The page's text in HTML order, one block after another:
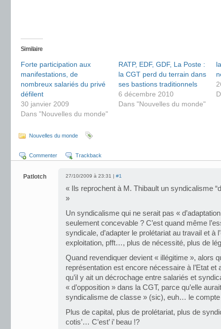
Similaire
Forte participation aux
manifestations, de
nombreux salariés du privé
défilent
30 janvier 2009
Dans "Nouvelles du monde"
RATP, EDF, GDF, La Poste :
la CGT perd du terrain dans
ses bastions traditionnels
6 décembre 2010
Dans "Nouvelles du monde"
Nouvelles du monde
Commenter Trackback
Patlotch 27/10/2009 à 23:31 | #1
« Ils reprochent à M. Thibault un syndicalisme
»
Un syndicalisme qui ne serait pas «
seulement concevable ? C’est quand même
syndicale, d’adapter le prolétariat au travail et à
exploitation, pfft…, plus de nécessité, plus de
Quand revendiquer devient « illégitime », alors
représentation est encore nécessaire à l’Etat et
qu’il y ait un décrochage entre salariés et
« d’opposition » dans la CGT, parce qu’elle
syndicalisme de classe » (sic), euh… le compte
Plus de capital, plus de prolétariat, plus de
cotis’… C’est’ i’ beau !?